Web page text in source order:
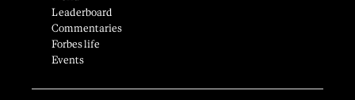
Leaderboard
Commentaries
Forbes life
Events